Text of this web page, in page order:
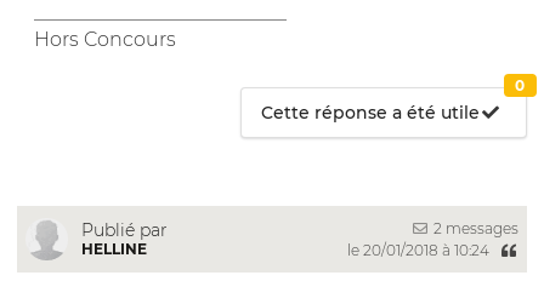
Hors Concours
Cette réponse a été utile
0
Publié par
HELLINE
2 messages
le 20/01/2018 à 10:24